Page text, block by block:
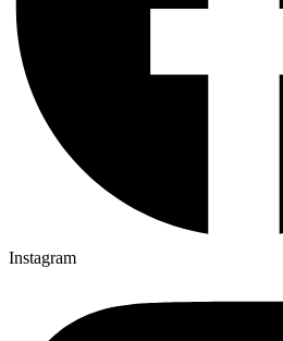
Instagram